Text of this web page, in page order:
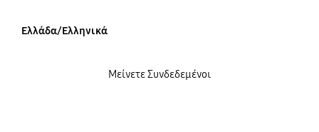
Ελλάδα/Ελληνικά
Μείνετε Συνδεδεμένοι